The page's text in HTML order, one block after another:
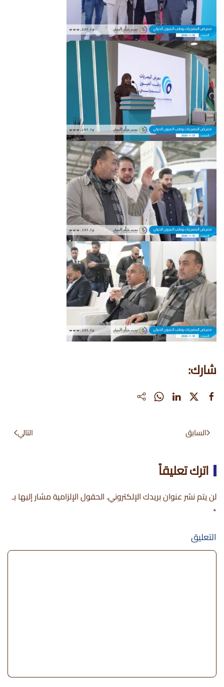
شارك:
السابق التالي
اترك تعليقاً
لن يتم نشر عنوان بريدك الإلكتروني. الحقول الإلزامية مشار إليها بـ
*
التعليق